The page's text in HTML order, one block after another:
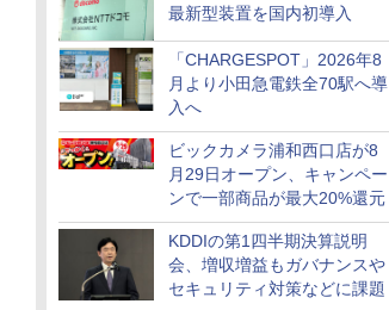
最新型装置を国内初導入
「CHARGESPOT」2026年8
月より小田急電鉄全70駅へ導
入へ
ビックカメラ浦和西口店が8
月29日オープン、キャンペー
ンで一部商品が最大20%還元
KDDIの第1四半期決算説明
会、増収増益もガバナンスや
セキュリティ対策などに課題